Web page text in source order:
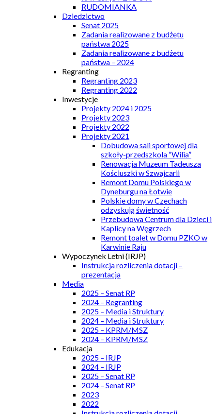
RUDOMIANKA
Dziedzictwo
Senat 2025
Zadania realizowane z budżetu
państwa 2025
Zadania realizowane z budżetu
państwa – 2024
Regranting
Regranting 2023
Regranting 2022
Inwestycje
Projekty 2024 i 2025
Projekty 2023
Projekty 2022
Projekty 2021
Dobudowa sali sportowej dla
szkoły-przedszkola “Wilia”
Renowacja Muzeum Tadeusza
Kościuszki w Szwajcarii
Remont Domu Polskiego w
Dyneburgu na Łotwie
Polskie domy w Czechach
odzyskują świetność
Przebudowa Centrum dla Dzieci i
Kaplicy na Węgrzech
Remont toalet w Domu PZKO w
Karwinie Raju
Wypoczynek Letni (IRJP)
Instrukcja rozliczenia dotacji –
prezentacja
Media
2025 – Senat RP
2024 – Regranting
2025 – Media i Struktury
2024 – Media i Struktury
2025 – KPRM/MSZ
2024 – KPRM/MSZ
Edukacja
2025 – IRJP
2024 – IRJP
2025 – Senat RP
2024 – Senat RP
2023
2022